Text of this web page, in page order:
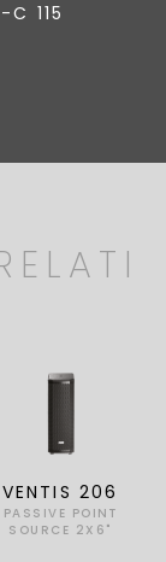
C 115
VENTIS 206
PASSIVE POINT
SOURCE 2X6"